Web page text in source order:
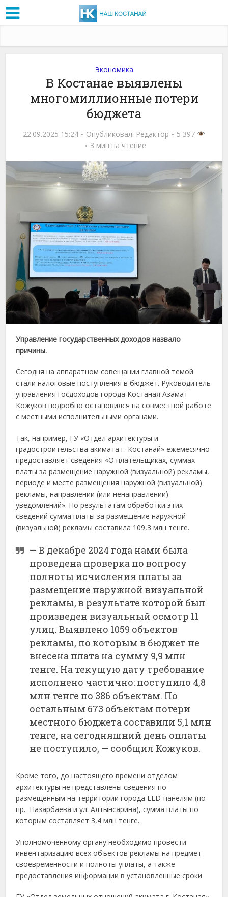
Экономика
В Костанае выявлены
многомиллионные потери
бюджета
22.09.2025 15:24 Опубликовал: Редактор
5 397
3 мин на чтение
Управление государственных доходов назвало
причины.
Сегодня на аппаратном совещании главной темой
стали налоговые поступления в бюджет. Руководитель
управления госдоходов города Костаная Азамат
Кожуков подробно остановился на совместной работе
с местными исполнительными органами.
Так, например, ГУ «Отдел архитектуры и
градостроительства акимата г. Костанай» ежемесячно
предоставляет сведения «О плательщиках, суммах
платы за размещение наружной (визуальной) рекламы,
периоде и месте размещения наружной (визуальной)
рекламы, направлении (или ненаправлении)
уведомлений». По результатам обработки этих
сведений сумма платы за размещение наружной
(визуальной) рекламы составила 109,3 млн тенге.
— В декабре 2024 года нами была
проведена проверка по вопросу
полноты исчисления платы за
размещение наружной визуальной
рекламы, в результате которой был
произведен визуальный осмотр 11
улиц. Выявлено 1059 объектов
рекламы, по которым в бюджет не
внесена плата на сумму 9,9 млн
тенге. На текущую дату требование
исполнено частично: поступило 4,8
млн тенге по 386 объектам. По
остальным 673 объектам потери
местного бюджета составили 5,1 млн
тенге, на сегодняшний день оплаты
не поступило, — сообщил Кожуков.
Кроме того, до настоящего времени отделом
архитектуры не представлены сведения по
размещенным на территории города LED-панелям (по
пр. Назарбаева и ул. Алтынсарина), сумма платы по
которым составляет 3,4 млн тенге.
Уполномоченному органу необходимо провести
инвентаризацию всех объектов рекламы на предмет
своевременности и полноты уплаты, а также
предоставления информации в установленные сроки.